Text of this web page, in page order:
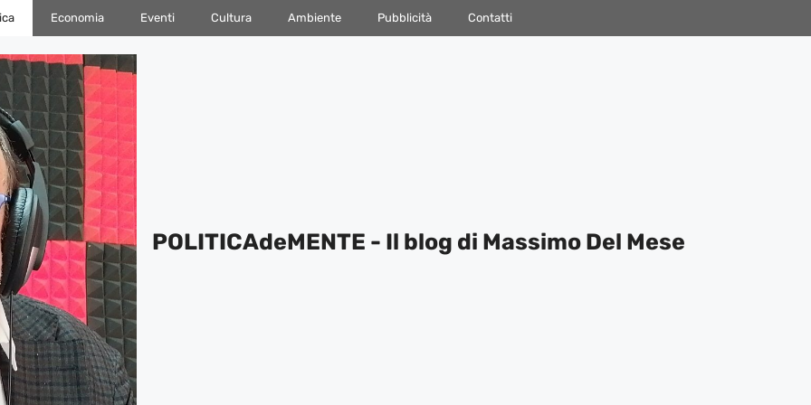
Economia Eventi Cultura Ambiente Pubblicità Contatti
POLITICAdeMENTE - Il blog di Massimo Del Mese